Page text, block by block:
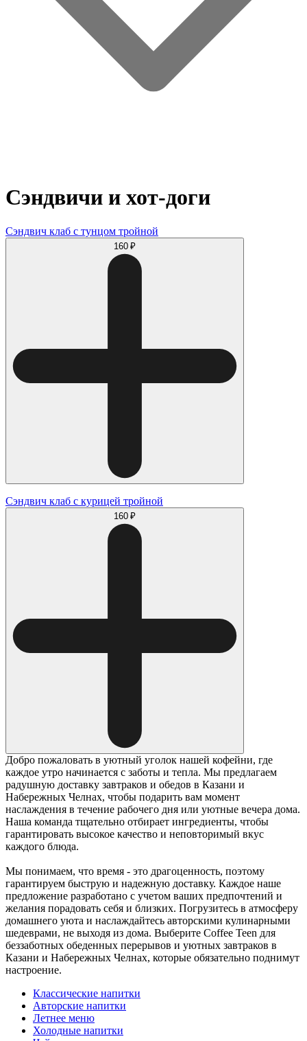
Сэндвичи и хот-доги
Сэндвич клаб с тунцом тройной
160 ₽
Сэндвич клаб с курицей тройной
160 ₽
Добро пожаловать в уютный уголок нашей кофейни, где
каждое утро начинается с заботы и тепла. Мы предлагаем
радушную доставку завтраков и обедов в Казани и
Набережных Челнах, чтобы подарить вам момент
наслаждения в течение рабочего дня или уютные вечера дома.
Наша команда тщательно отбирает ингредиенты, чтобы
гарантировать высокое качество и неповторимый вкус
каждого блюда.
Мы понимаем, что время - это драгоценность, поэтому
гарантируем быструю и надежную доставку. Каждое наше
предложение разработано с учетом ваших предпочтений и
желания порадовать себя и близких. Погрузитесь в атмосферу
домашнего уюта и наслаждайтесь авторскими кулинарными
шедеврами, не выходя из дома. Выберите Coffee Teen для
беззаботных обеденных перерывов и уютных завтраков в
Казани и Набережных Челнах, которые обязательно поднимут
настроение.
Классические напитки
Авторские напитки
Летнее меню
Холодные напитки